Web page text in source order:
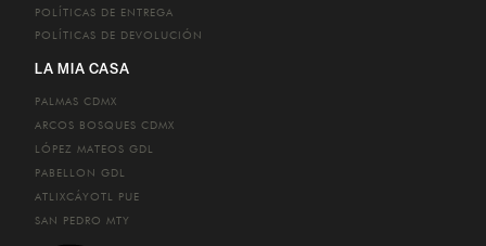
POLÍTICAS DE ENTREGA
POLÍTICAS DE DEVOLUCIÓN
LA MIA CASA
PALMAS CDMX
ARCOS BOSQUES CDMX
LÓPEZ MATEOS GDL
PABELLON GDL
ATLIXCÁYOTL PUE
SAN PEDRO MTY